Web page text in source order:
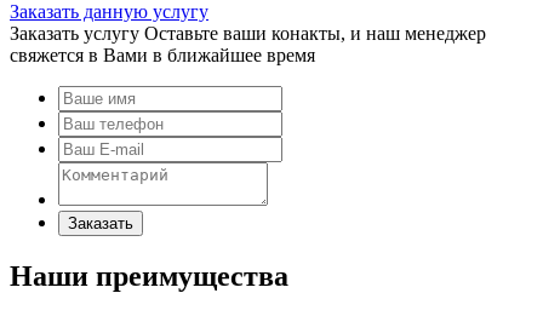
Заказать данную услугу
Заказать услугу Оставьте ваши конакты, и наш менеджер
свяжется в Вами в ближайшее время
Заказать
Наши преимущества